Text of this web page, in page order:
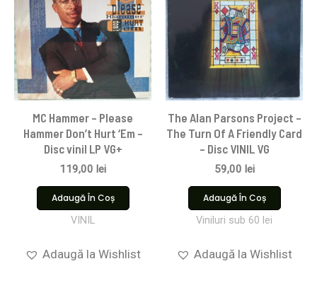
MC Hammer – Please
Hammer Don’t Hurt ‘Em –
Disc vinil LP VG+
119,00 lei
Adaugă În Coș
VINIL
Adaugă la Wishlist
The Alan Parsons Project –
The Turn Of A Friendly Card
– Disc VINIL VG
59,00 lei
Adaugă În Coș
Viniluri sub 60 lei
Adaugă la Wishlist